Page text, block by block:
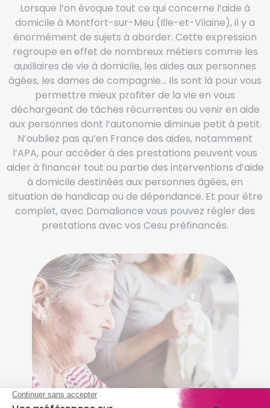
Lorsque l’on évoque tout ce qui concerne l’aide à
domicile à Montfort-sur-Meu (Ille-et-Vilaine), il y a
énormément de sujets à aborder. Cette expression
regroupe en effet de nombreux métiers comme les
auxiliaires de vie à domicile, les aides aux personnes
âgées, les dames de compagnie… Ils sont là pour vous
permettre mieux profiter de la vie en vous
déchargeant de tâches récurrentes ou venir en aide
aux personnes dont l’autonomie diminue petit à petit.
N’oubliez pas qu’en France des aides, notamment
l’APA, pour accéder à des prestations peuvent vous
aider à financer tout ou partie des interventions d’aide
à domicile destinées aux personnes âgées, en
situation de handicap ou de dépendance. Et pour être
complet, avec Domaliance vous pouvez régler des
prestations avec vos Cesu préfinancés.